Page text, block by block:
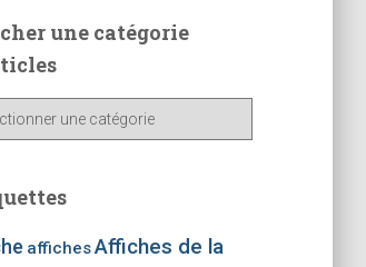
une catégorie
affichesAffiches de la